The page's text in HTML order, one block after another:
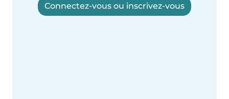
Connectez-vous ou inscrivez-vous